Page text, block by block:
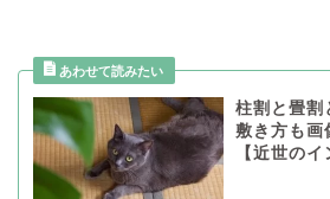
柱割と畳割
敷き方も画
【近世の